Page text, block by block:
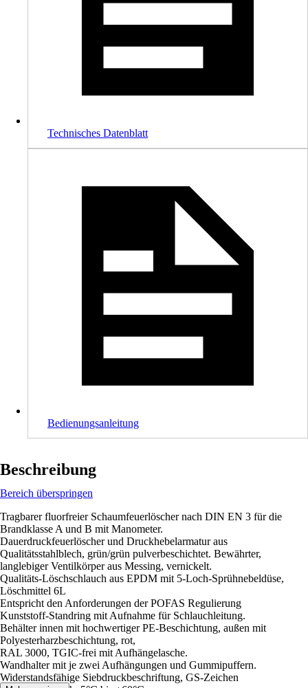
Technisches Datenblatt
Bedienungsanleitung
Beschreibung
Bereich überspringen
Tragbarer fluorfreier Schaumfeuerlöscher nach DIN EN 3 für die
Brandklasse A und B mit Manometer.
Dauerdruckfeuerlöscher und Druckhebelarmatur aus
Qualitätsstahlblech, grün/grün pulverbeschichtet. Bewährter,
langlebiger Ventilkörper aus Messing, vernickelt.
Qualitäts-Löschschlauch aus EPDM mit 5-Loch-Sprühnebeldüse,
Löschmittel 6L
Entspricht den Anforderungen der POFAS Regulierung
Kunststoff-Standring mit Aufnahme für Schlauchleitung.
Behälter innen mit hochwertiger PE-Beschichtung, außen mit
Polyesterharzbeschichtung, rot,
RAL 3000, TGIC-frei mit Aufhängelasche.
Wandhalter mit je zwei Aufhängungen und Gummipuffern.
Widerstandsfähige Siebdruckbeschriftung, GS-Zeichen